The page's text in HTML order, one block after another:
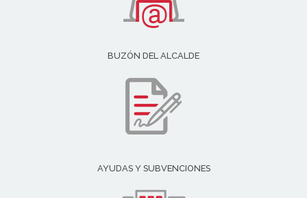
BUZÓN DEL ALCALDE
AYUDAS Y SUBVENCIONES